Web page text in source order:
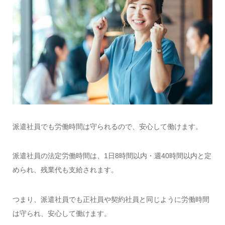
派遣社員でも労働時間は守られるので、安心して働けます。
派遣社員の法定労働時間は、1日8時間以内・週40時間以内と定
められ、残業代も支給されます。
つまり、派遣社員でも正社員や契約社員と同じように労働時間
は守られ、安心して働けます。